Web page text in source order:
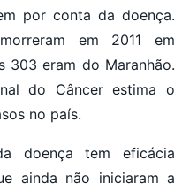
por conta da doença.
em 2011 em
303 eram do Maranhão.
do Câncer estima o
no país.
doença tem eficácia
ainda não iniciaram a